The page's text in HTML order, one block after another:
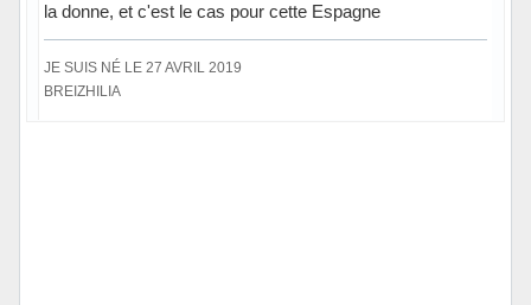
la donne, et c'est le cas pour cette Espagne
JE SUIS NÉ LE 27 AVRIL 2019
BREIZHILIA